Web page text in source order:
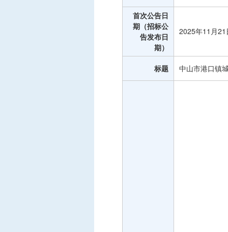
首次公告日
期（招标公
告发布日
期）
2025年11月21
标题 中山市港口镇